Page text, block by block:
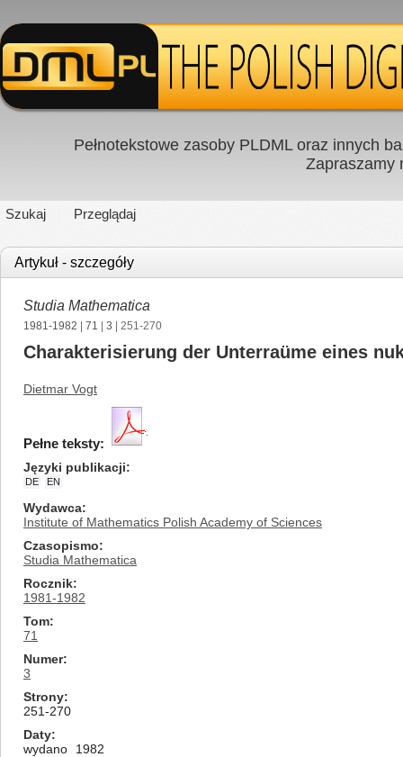
Pełnotekstowe zasoby PLDML oraz innych
Zapraszamy
Szukaj Przeglądaj
Artykuł - szczegóły
Studia Mathematica
1981-1982 71 3 | 251-270
Charakterisierung der Unterraüme eines
Dietmar Vogt
Pełne teksty:
Języki publikacji
DE EN
Wydawca
Institute of Mathematics Polish Academy of Sciences
Czasopismo
Studia Mathematica
Rocznik
1981-1982
Tom
71
Numer
3
Strony
251-270
Daty
wydano
1982